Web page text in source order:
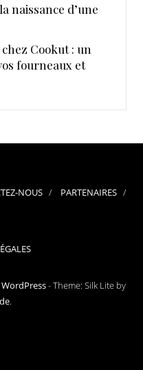
naissance d’une
Cookut : un
fourneaux et
NOUS PARTENAIRES
-Theme: Silk Lite by
.